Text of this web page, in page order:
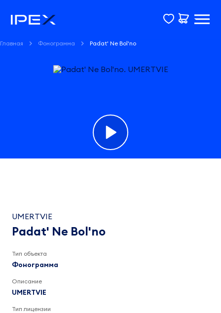
Главная Фонограмма Padat' Ne Bol'no
Bol'no
UMERTVIE
2:17
UMERTVIE
Padat' Ne Bol'no
Тип объекта
Фонограмма
Описание
UMERTVIE
Тип лицензии